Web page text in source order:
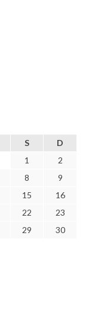
S
D
1
2
8
9
15
16
22
23
29
30